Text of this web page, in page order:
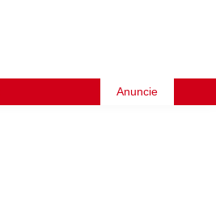
Anuncie